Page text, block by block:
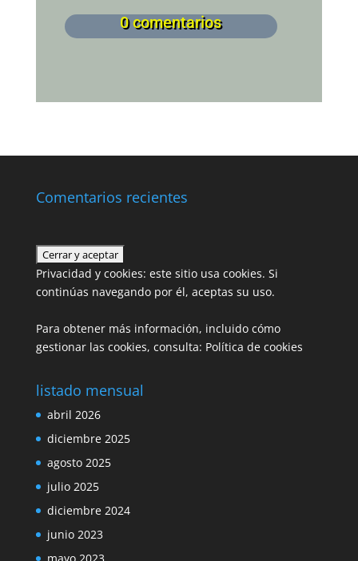
0 comentarios
Comentarios recientes
Privacidad y cookies: este sitio usa cookies. Si
continúas navegando por él, aceptas su uso.
Para obtener más información, incluido cómo
gestionar las cookies, consulta: Política de cookies
listado mensual
abril 2026
diciembre 2025
agosto 2025
julio 2025
diciembre 2024
junio 2023